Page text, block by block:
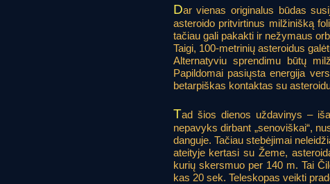
Dar vienas originalus būdas
asteroido pritvirtinus milžinišką
tačiau gali pakakti ir nežymaus
Taigi, 100-metrinių asteroidus
Alternatyviu sprendimu būtų
Papildomai pasiųsta energija
betarpiškas kontaktas su
Tad šios dienos uždavinys –
nepavyks dirbant „senoviškai“,
danguje. Tačiau stebėjimai
ateityje kertasi su Žeme,
kurių skersmuo per 140 m. Tai
kas 20 sek. Teleskopas veikti